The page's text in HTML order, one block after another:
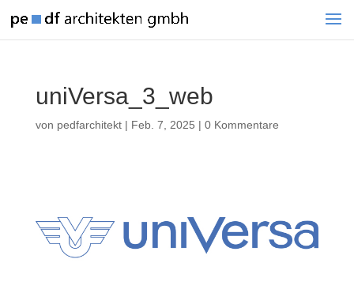
uniVersa_3_web
von pedfarchitekt| Feb. 7, 2025 | 0 Kommentare